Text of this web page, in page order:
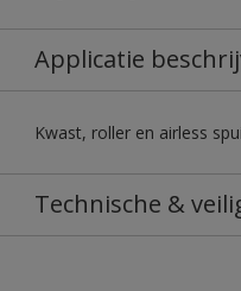
Applicatie
Kwast, roller en airless
Technische &